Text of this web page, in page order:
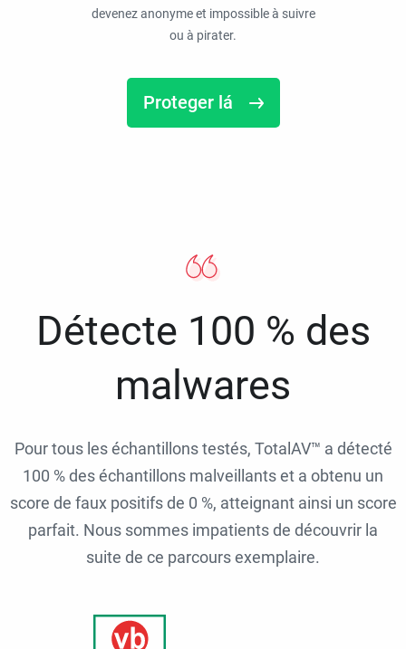
devenez anonyme et impossible à suivre
ou à pirater.
Proteger lá
Détecte 100 % des
malwares
Pour tous les échantillons testés, TotalAV™ a détecté
100 % des échantillons malveillants et a obtenu un
score de faux positifs de 0 %, atteignant ainsi un score
parfait. Nous sommes impatients de découvrir la
suite de ce parcours exemplaire.